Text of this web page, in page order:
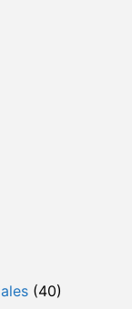
(40)